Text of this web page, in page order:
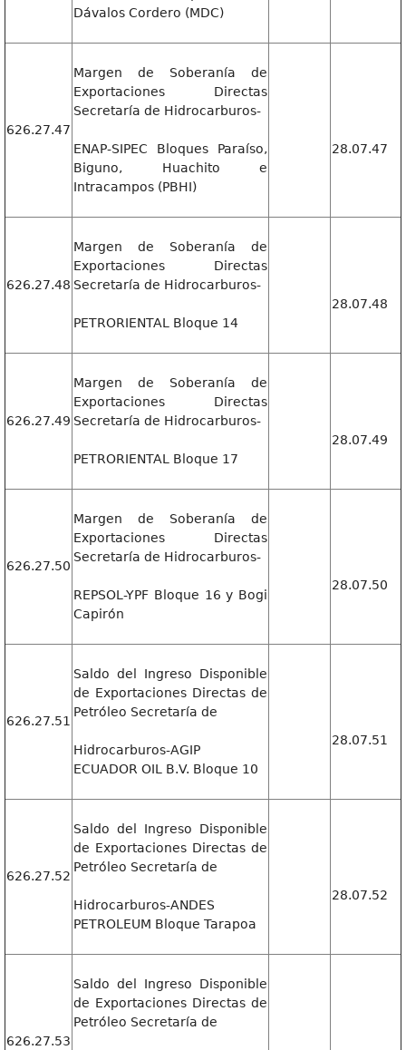
Dávalos Cordero (MDC)
626.27.47
Margen de Soberanía de
Exportaciones Directas
Secretaría de Hidrocarburos-
ENAP-SIPEC Bloques Paraíso,
Biguno, Huachito e
Intracampos (PBHI)
28.07.47
626.27.48
Margen de Soberanía de
Exportaciones Directas
Secretaría de Hidrocarburos-
PETRORIENTAL Bloque 14
28.07.48
626.27.49
Margen de Soberanía de
Exportaciones Directas
Secretaría de Hidrocarburos-
PETRORIENTAL Bloque 17
28.07.49
626.27.50
Margen de Soberanía de
Exportaciones Directas
Secretaría de Hidrocarburos-
REPSOL-YPF Bloque 16 y Bogi
Capirón
28.07.50
626.27.51
Saldo del Ingreso Disponible
de Exportaciones Directas de
Petróleo Secretaría de
Hidrocarburos-AGIP
ECUADOR OIL B.V. Bloque 10
28.07.51
626.27.52
Saldo del Ingreso Disponible
de Exportaciones Directas de
Petróleo Secretaría de
Hidrocarburos-ANDES
PETROLEUM Bloque Tarapoa
28.07.52
626.27.53
Saldo del Ingreso Disponible
de Exportaciones Directas de
Petróleo Secretaría de